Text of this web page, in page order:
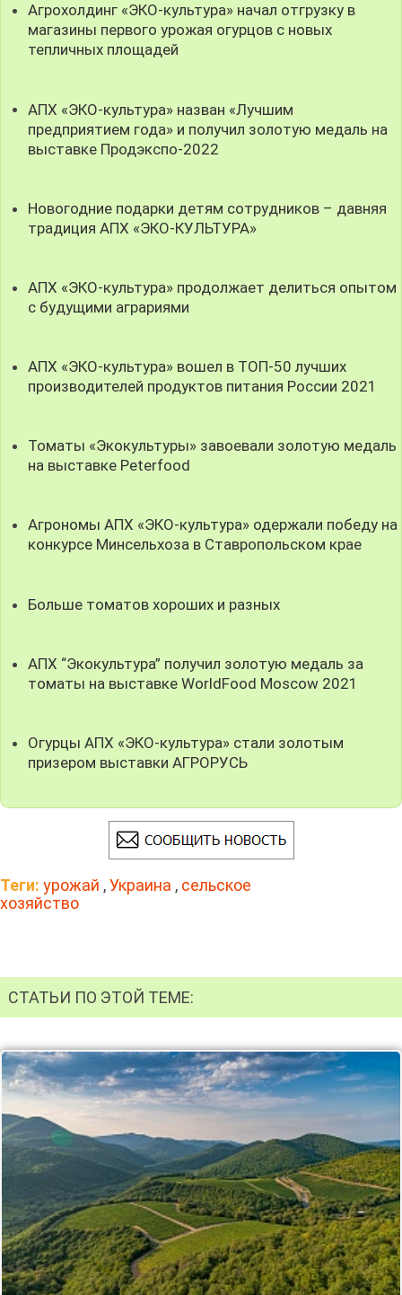
Агрохолдинг «ЭКО-культура» начал отгрузку в
магазины первого урожая огурцов с новых
тепличных площадей
АПХ «ЭКО-культура» назван «Лучшим
предприятием года» и получил золотую медаль на
выставке Продэкспо-2022
Новогодние подарки детям сотрудников – давняя
традиция АПХ «ЭКО-КУЛЬТУРА»
АПХ «ЭКО-культура» продолжает делиться опытом
с будущими аграриями
АПХ «ЭКО-культура» вошел в ТОП-50 лучших
производителей продуктов питания России 2021
Томаты «Экокультуры» завоевали золотую медаль
на выставке Peterfood
Агрономы АПХ «ЭКО-культура» одержали победу на
конкурсе Минсельхоза в Ставропольском крае
Больше томатов хороших и разных
АПХ “Экокультура” получил золотую медаль за
томаты на выставке WorldFood Moscow 2021
Огурцы АПХ «ЭКО-культура» стали золотым
призером выставки АГРОРУСЬ
Теги: урожай ,Украина , сельское
хозяйство
СТАТЬИ ПО ЭТОЙ ТЕМЕ: